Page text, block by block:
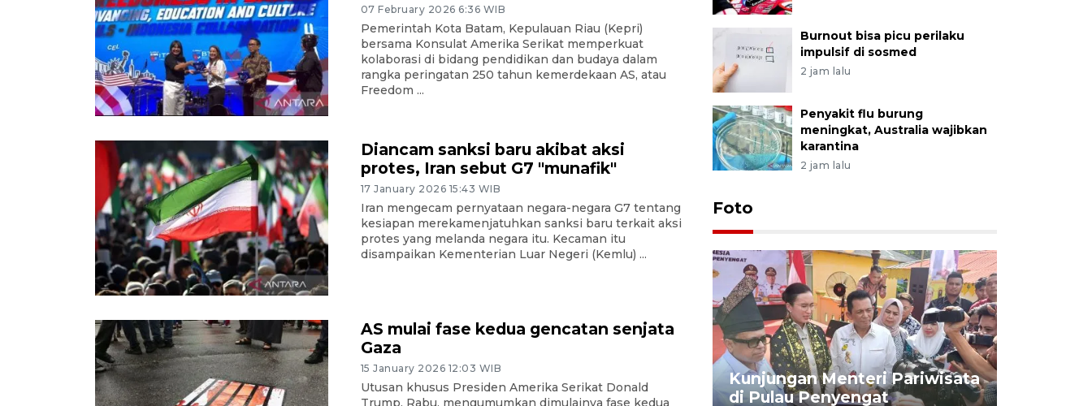
07 February 2026 6:36 WIB
Pemerintah Kota Batam, Kepulauan Riau (Kepri)
bersama Konsulat Amerika Serikat memperkuat
kolaborasi di bidang pendidikan dan budaya dalam
rangka peringatan 250 tahun kemerdekaan AS, atau
Freedom ...
Diancam sanksi baru akibat aksi
protes, Iran sebut G7 "munafik"
17 January 2026 15:43 WIB
Iran mengecam pernyataan negara-negara G7 tentang
kesiapan merekamenjatuhkan sanksi baru terkait aksi
protes yang melanda negara itu. Kecaman itu
disampaikan Kementerian Luar Negeri (Kemlu) ...
AS mulai fase kedua gencatan senjata
Gaza
15 January 2026 12:03 WIB
Utusan khusus Presiden Amerika Serikat Donald
Trump, Rabu, mengumumkan dimulainya fase kedua
Burnout bisa picu perilaku
impulsif di sosmed
2 jam lalu
Penyakit flu burung
meningkat, Australia wajibkan
karantina
2 jam lalu
Foto
Distribusi logistik pemilu
gunakan mobil jenazah
Kunjungan Menteri Pariwisata
di Pulau Penyengat